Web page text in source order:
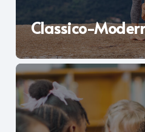
Classico-